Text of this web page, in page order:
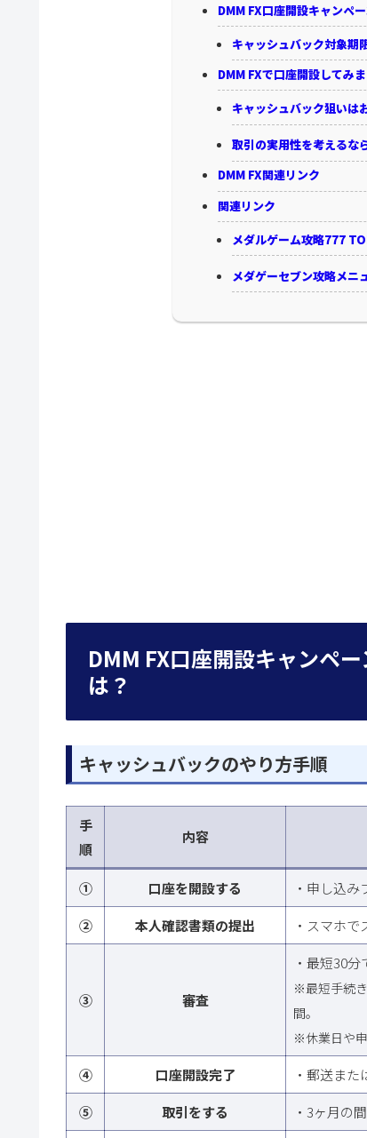
DMM FX口座開設キャンペ
キャッシュバック対象期
DMM FXで口座開設してみま
キャッシュバック狙いは
取引の実用性を考えるな
DMM FX関連リンク
関連リンク
メダルゲーム攻略777
メダゲーセブン攻略メニ
DMM FX口座開設キャンペ
は？
キャッシュバックのやり方手順
手
順
内容
① 口座を開設する
・申し込
②
本人確認書類の提出 ・スマホ
③ 審査
・最短30
※最短手続
間。
※休業日や
④ 口座開設完了
・郵送ま
⑤
取引をする ・3ヶ月の